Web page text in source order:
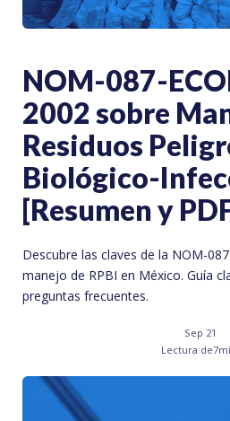
NOM-087-
2002 sobre
Residuos
Biológico-
[Resumen y
Descubre las claves de la NOM-
manejo de RPBI en México. Guía
preguntas frecuentes.
Sep 21
Lectura de7